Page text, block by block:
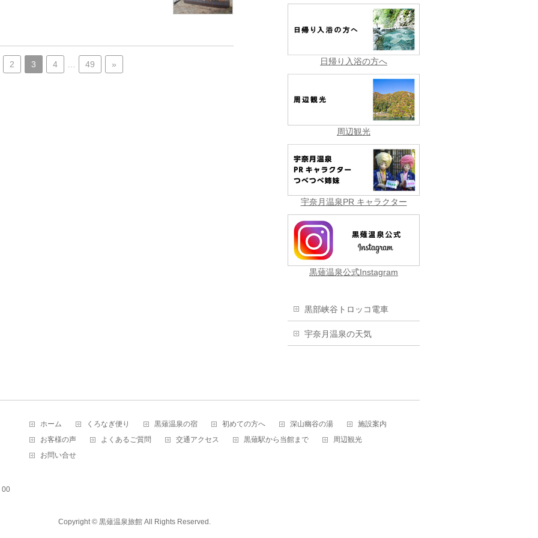
2 3 4 49 » 日帰り入浴の方へ
周辺観光
宇奈月温泉PR キャラクター
黒薙温泉公式Instagram
黒部峡谷トロッコ電車
宇奈月温泉の天気
00
ホーム くろなぎ便り 黒薙温泉の宿 初めての方へ 深山幽谷の湯
施設案内
お客様の声
よくあるご質問 交通アクセス 黒薙駅から当館まで
周辺観光
お問い合せ
Copyright © 黒薙温泉旅館 All Rights Reserved.